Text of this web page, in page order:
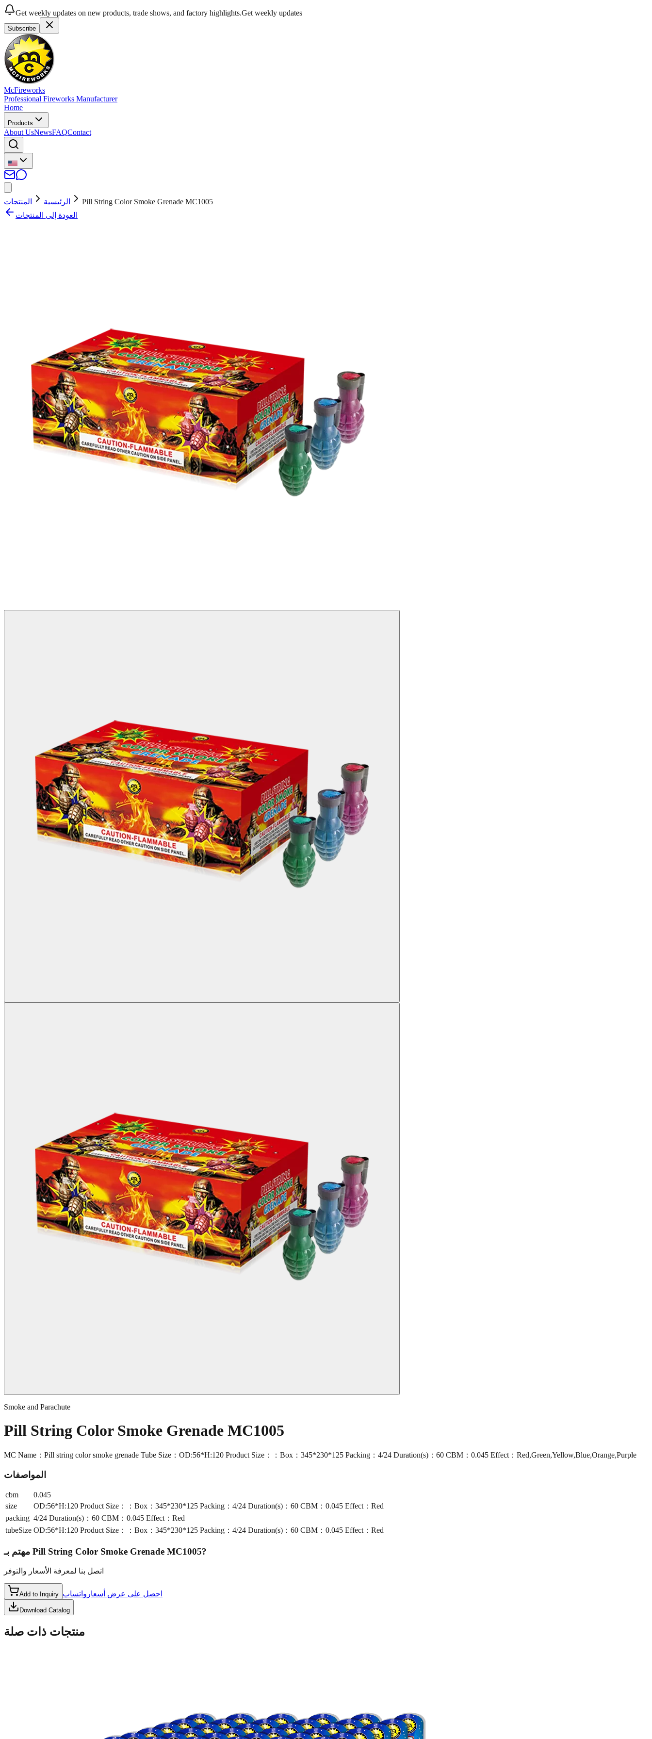
Get weekly updates on new products, trade shows, and factory highlights.Get weekly updates
Subscribe
McFireworks
Professional Fireworks Manufacturer
Home
Products
About UsNewsFAQContact
الرئيسية المنتجات
Pill String Color Smoke Grenade MC1005
العودة إلى المنتجات
Smoke and Parachute
Pill String Color Smoke Grenade MC1005
MC Name：Pill string color smoke grenade Tube Size：OD:56*H:120 Product Size：：Box：345*230*125 Packing：4/24 Duration(s)：60 CBM：0.045 Effect：Red,Green,Yellow,Blue,Orange,Purple
المواصفات
cbm
0.045
size
OD:56*H:120 Product Size：：Box：345*230*125 Packing：4/24 Duration(s)：60 CBM：0.045 Effect：Red
packing 4/24 Duration(s)：60 CBM：0.045 Effect：Red
tubeSize OD:56*H:120 Product Size：：Box：345*230*125 Packing：4/24 Duration(s)：60 CBM：0.045 Effect：Red
مهتم بـ Pill String Color Smoke Grenade MC1005?
اتصل بنا لمعرفة الأسعار والتوفر
Add to Inquiry احصل على عرض أسعار واتساب
Download Catalog
منتجات ذات صلة